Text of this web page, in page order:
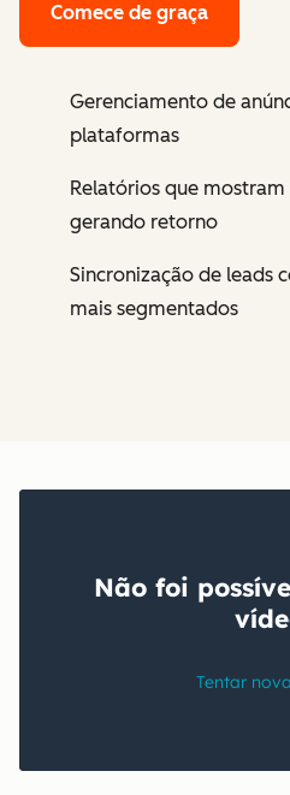
Comece de graça
Gerenciamento de
plataformas
Relatórios que
gerando retorno
Sincronização de leads
mais segmentados